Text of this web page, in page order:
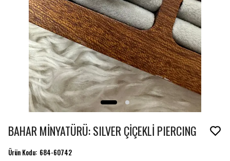
BAHAR MİNYATÜRÜ: SILVER ÇİÇEKLİ PIERCING
Ürün Kodu: 684-60742